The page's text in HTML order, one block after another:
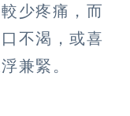
少疼痛，而
不渴，或喜
兼緊。